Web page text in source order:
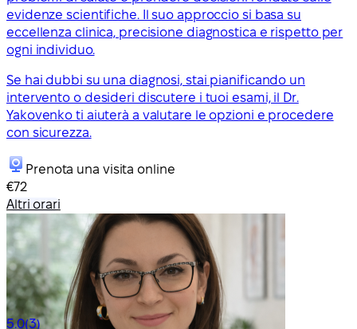
evidenze scientifiche. Il suo approccio si basa su
eccellenza clinica, precisione diagnostica e rispetto per
ogni individuo.
Se hai dubbi su una diagnosi, stai pianificando un
intervento o desideri discutere i tuoi esami, il Dr.
Yakovenko ti aiuterà a valutare le opzioni e procedere
con sicurezza.
Prenota una visita online
€72
Altri orari
5.0(3)